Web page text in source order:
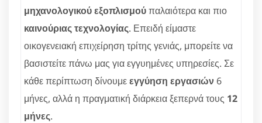
μηχανολογικού εξοπλισμούπαλαιότερα και πιο
καινούριας τεχνολογίας. Επειδή είμαστε
οικογενειακή επιχείρηση τρίτης γενιάς, μπορείτε να
βασιστείτε πάνω μας για εγγυημένες υπηρεσίες. Σε
κάθε περίπτωση δίνουμεεγγύηση εργασιών 6
μήνες, αλλά η πραγματική διάρκεια ξεπερνά τους 12
μήνες.